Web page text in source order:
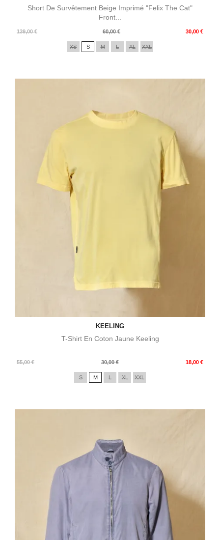
Short De Survêtement Beige Imprimé "Felix The Cat"
Front...
139,00 €
Prix
60,00 € 30,00 €
Prix
XS S M L XL XXL
KEELING
T-Shirt En Coton Jaune Keeling
55,00 €
Prix
30,00 € 18,00 €
Prix
S M L XL XXL